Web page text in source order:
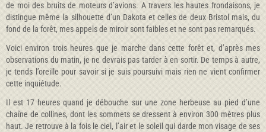
de moi des bruits de moteurs d’avions. A travers les hautes frondaisons, je
distingue même la silhouette d’un Dakota et celles de deux Bristol mais, du
fond de la forêt, mes appels de miroir sont faibles et ne sont pas remarqués.
Voici environ trois heures que je marche dans cette forêt et, d’après mes
observations du matin, je ne devrais pas tarder à en sortir. De temps à autre,
je tends l’oreille pour savoir si je suis poursuivi mais rien ne vient confirmer
cette inquiétude.
Il est 17 heures quand je débouche sur une zone herbeuse au pied d’une
chaîne de collines, dont les sommets se dressent à environ 300 mètres plus
haut. Je retrouve à la fois le ciel, l’air et le soleil qui darde mon visage de ses